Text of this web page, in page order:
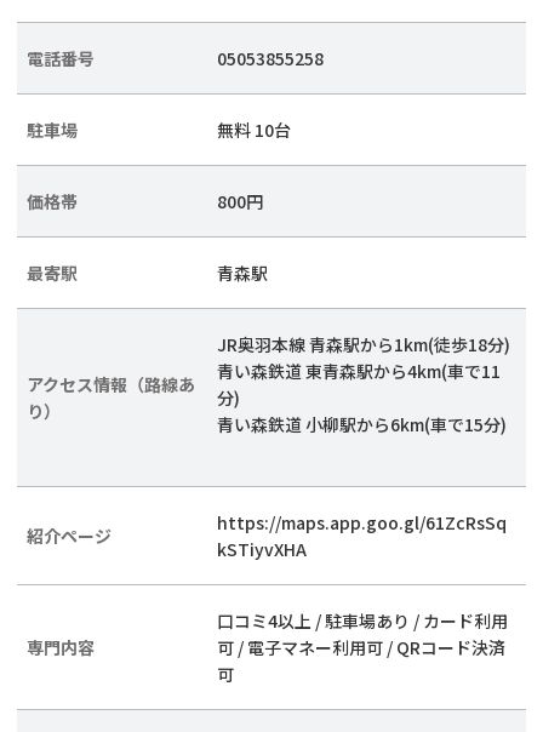
電話番号 05053855258
駐車場 無料 10台
価格帯 800円
最寄駅 青森駅
アクセス情報（路線あ
り）
JR奥羽本線 青森駅から1km(徒歩18分)
青い森鉄道 東青森駅から4km(車で11
分)
青い森鉄道 小柳駅から6km(車で15分)
紹介ページ
https://maps.app.goo.gl/61ZcRsSq
kSTiyvXHA
専門内容
口コミ4以上 / 駐車場あり / カード利用
可 / 電子マネー利用可 / QRコード決済
可